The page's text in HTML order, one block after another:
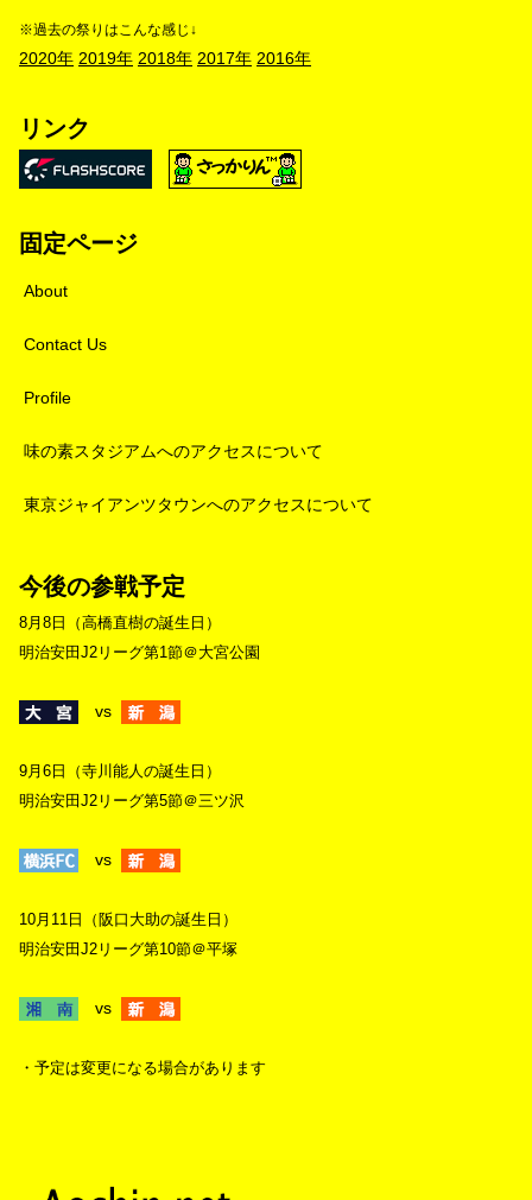
※過去の祭りはこんな感じ↓
2020年 2019年 2018年 2017年 2016年
リンク
固定ページ
About
Contact Us
Profile
味の素スタジアムへのアクセスについて
東京ジャイアンツタウンへのアクセスについて
今後の参戦予定
8月8日（高橋直樹の誕生日）
明治安田J2リーグ第1節＠大宮公園
vs
9月6日（寺川能人の誕生日）
明治安田J2リーグ第5節＠三ツ沢
vs
10月11日（阪口大助の誕生日）
明治安田J2リーグ第10節＠平塚
vs
・予定は変更になる場合があります